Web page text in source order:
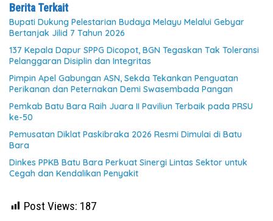
Berita Terkait
Bupati Dukung Pelestarian Budaya Melayu Melalui Gebyar
Bertanjak Jilid 7 Tahun 2026
137 Kepala Dapur SPPG Dicopot, BGN Tegaskan Tak Toleransi
Pelanggaran Disiplin dan Integritas
Pimpin Apel Gabungan ASN, Sekda Tekankan Penguatan
Perikanan dan Peternakan Demi Swasembada Pangan
Pemkab Batu Bara Raih Juara II Paviliun Terbaik pada PRSU
ke-50
Pemusatan Diklat Paskibraka 2026 Resmi Dimulai di Batu
Bara
Dinkes PPKB Batu Bara Perkuat Sinergi Lintas Sektor untuk
Cegah dan Kendalikan Penyakit
Post Views: 187